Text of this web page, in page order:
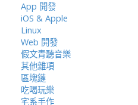
App 開發
iOS & Apple
Linux
Web 開發
假文青聽音樂
其他雜項
區塊鏈
吃喝玩樂
宅系手作